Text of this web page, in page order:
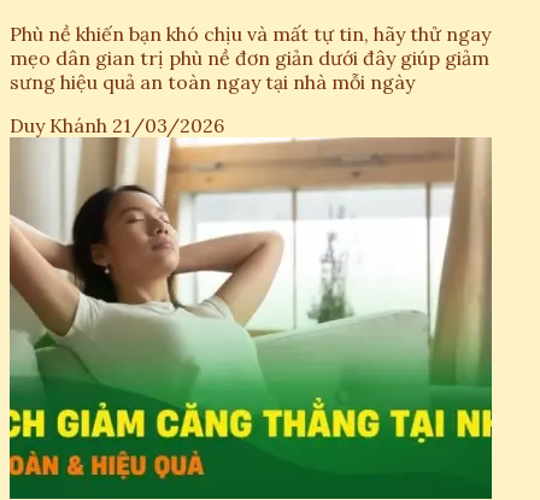
Phù nề khiến bạn khó chịu và mất tự tin, hãy thử ngay
mẹo dân gian trị phù nề đơn giản dưới đây giúp giảm
sưng hiệu quả an toàn ngay tại nhà mỗi ngày
Duy Khánh 21/03/2026